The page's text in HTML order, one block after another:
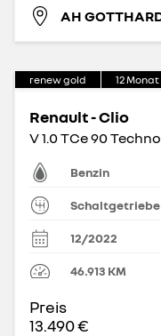
renew gold 12Monat
Renault - Clio
V 1.0 TCe 90 Techno
Benzin
Schaltgetriebe
12/2022
46.913 KM
Preis
13.490 €